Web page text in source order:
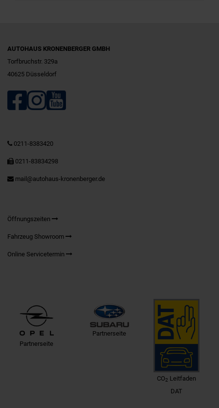
AUTOHAUS KRONENBERGER GMBH
Torfbruchstr. 329a
40625 Düsseldorf
0211-8383420
0211-83834298
mail@autohaus-kronenberger.de
Öffnungszeiten
Fahrzeug Showroom
Online Servicetermin
Partnerseite
Partnerseite
CO2 Leitfaden
DAT